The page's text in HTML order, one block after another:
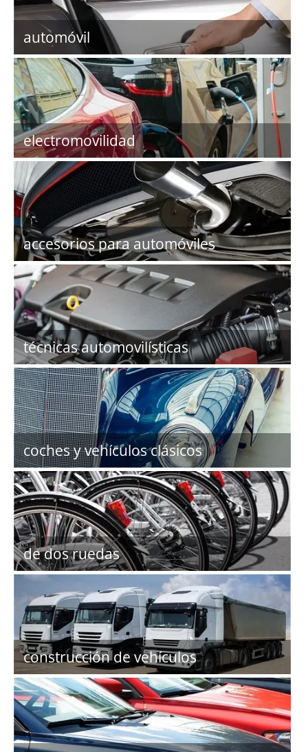
automóvil
electromovilidad
accesorios para automóviles
técnicas automovilísticas
coches y vehículos clásicos
de dos ruedas
construcción de vehículos